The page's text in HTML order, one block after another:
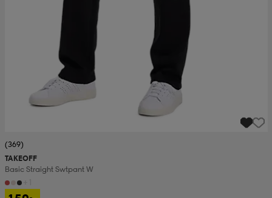
(369)
TAKEOFF
Basic Straight Swtpant W